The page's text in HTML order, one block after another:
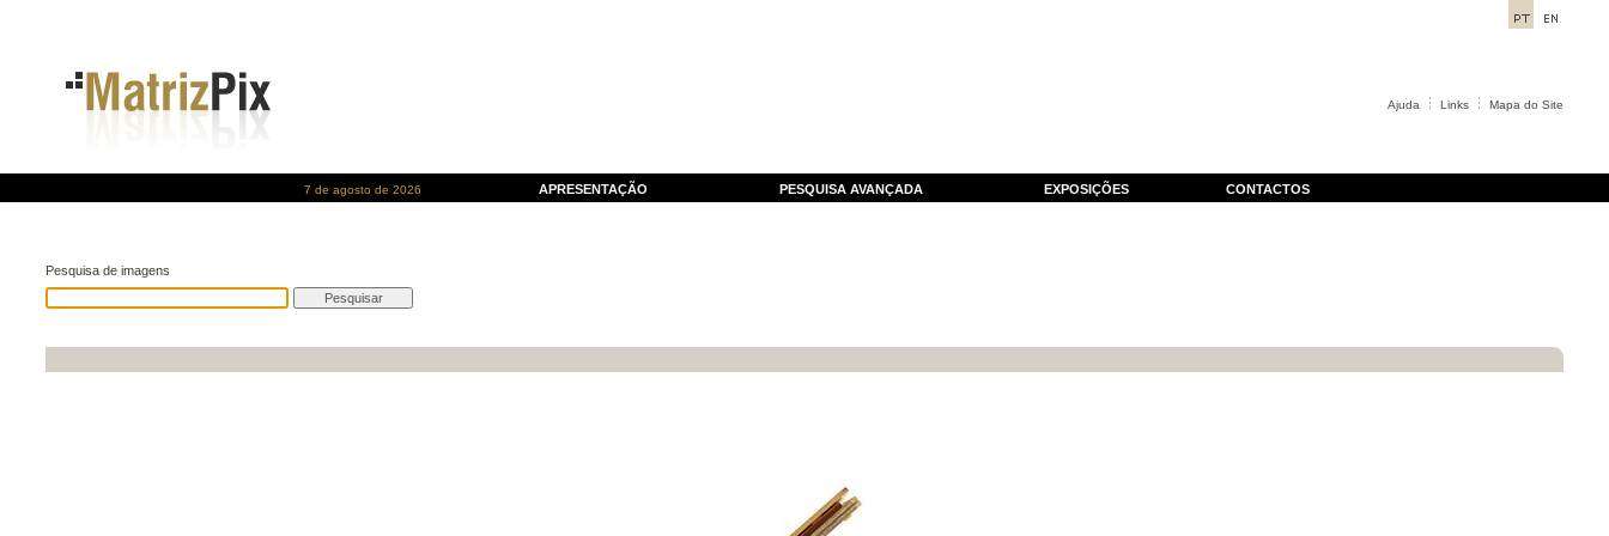
Ajuda Links Mapa do Site
7 de agosto de 2026 APRESENTAÇÃO PESQUISA AVANÇADA EXPOSIÇÕES CONTACTOS
Pesquisa de imagens